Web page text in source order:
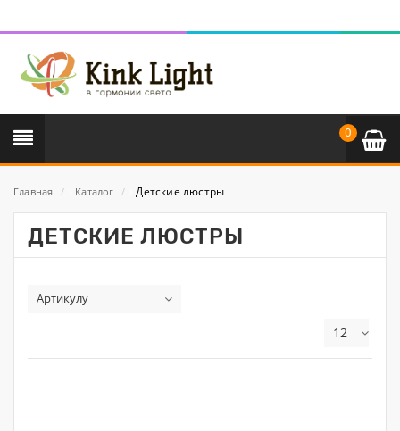
0
Главная / Каталог / Детские люстры
ДЕТСКИЕ ЛЮСТРЫ
Артикулу
12